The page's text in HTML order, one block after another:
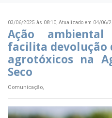
03/06/2025 às 08:10, Atualizado em 04/06/
Ação
facilita devolução
agrotóxicos na
Seco
Comunicação,